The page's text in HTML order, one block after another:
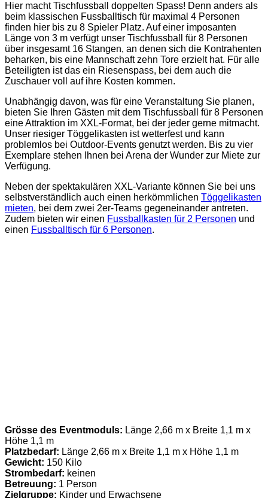
Hier macht Tischfussball doppelten Spass! Denn anders als
beim klassischen Fussballtisch für maximal 4 Personen
finden hier bis zu 8 Spieler Platz. Auf einer imposanten
Länge von 3 m verfügt unser Tischfussball für 8 Personen
über insgesamt 16 Stangen, an denen sich die Kontrahenten
beharken, bis eine Mannschaft zehn Tore erzielt hat. Für alle
Beteiligten ist das ein Riesenspass, bei dem auch die
Zuschauer voll auf ihre Kosten kommen.
Unabhängig davon, was für eine Veranstaltung Sie planen,
bieten Sie Ihren Gästen mit dem Tischfussball für 8 Personen
eine Attraktion im XXL-Format, bei der jeder gerne mitmacht.
Unser riesiger Töggelikasten ist wetterfest und kann
problemlos bei Outdoor-Events genutzt werden. Bis zu vier
Exemplare stehen Ihnen bei Arena der Wunder zur Miete zur
Verfügung.
Neben der spektakulären XXL-Variante können Sie bei uns
selbstverständlich auch einen herkömmlichen Töggelikasten
mieten, bei dem zwei 2er-Teams gegeneinander antreten.
Zudem bieten wir einen Fussballkasten für 2 Personen und
einen Fussballtisch für 6 Personen.
Grösse des Eventmoduls: Länge 2,66 m x Breite 1,1 m x
Höhe 1,1 m
Platzbedarf: Länge 2,66 m x Breite 1,1 m x Höhe 1,1 m
Gewicht: 150 Kilo
Strombedarf: keinen
Betreuung: 1 Person
Zielgruppe: Kinder und Erwachsene